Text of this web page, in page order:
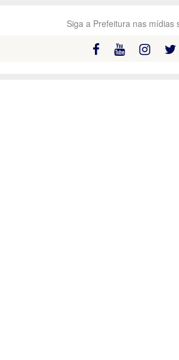
Siga a Prefeitura nas mídias